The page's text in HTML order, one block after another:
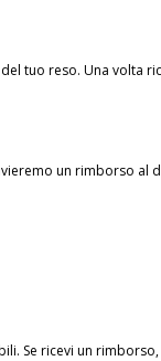
tuo reso. Una volta
un rimborso al
Se ricevi un